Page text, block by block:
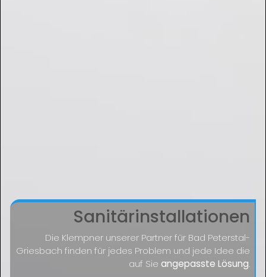
Sanitärinstallationen
Die Klempner unserer Partner für Bad Peterstal-
Griesbach finden für jedes Problem und jede Idee die
auf Sieangepasste Lösung.